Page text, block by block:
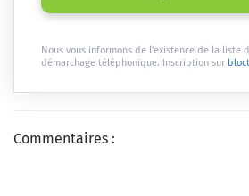
Nous vous informons de l'existence de la liste
démarchage téléphonique. Inscription sur
Commentaires :